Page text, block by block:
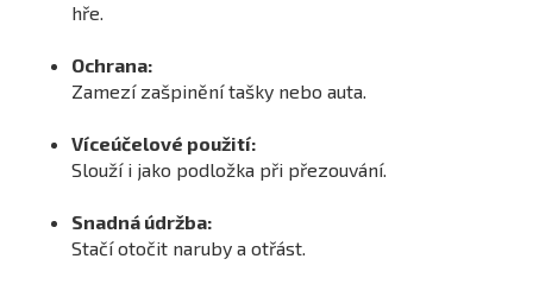
hře.
Ochrana:
Zamezí zašpinění tašky nebo auta.
Víceúčelové použití:
Slouží i jako podložka při přezouvání.
Snadná údržba:
Stačí otočit naruby a otřást.